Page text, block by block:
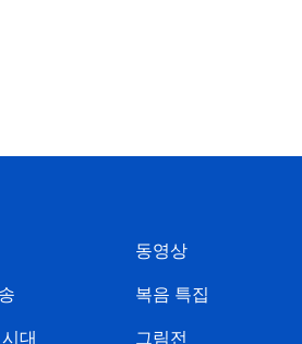
동영상
복음 특집
대 그림전